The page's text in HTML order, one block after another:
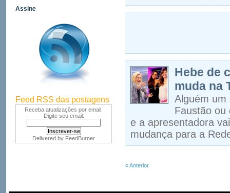
Assine
Feed RSS das postagens
Receba atualizações por email.
Digite seu email:
Delivered by FeedBurner
Hebe de
muda na
Alguém um
Faustão ou
e a apresentadora
mudança para a
« Anterior